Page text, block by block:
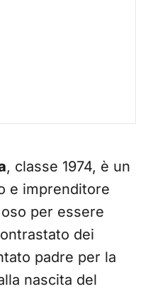
, classe 1974, è un
e imprenditore
per essere
dei
padre per la
nascita del